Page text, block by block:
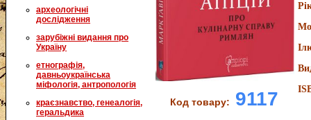
археологічні
дослідження
зарубіжні видання про
Україну
етнографія,
давньоукраїнська
міфологія, антропологія
краєзнавство, генеалогія,
геральдика
Код товару: 9117